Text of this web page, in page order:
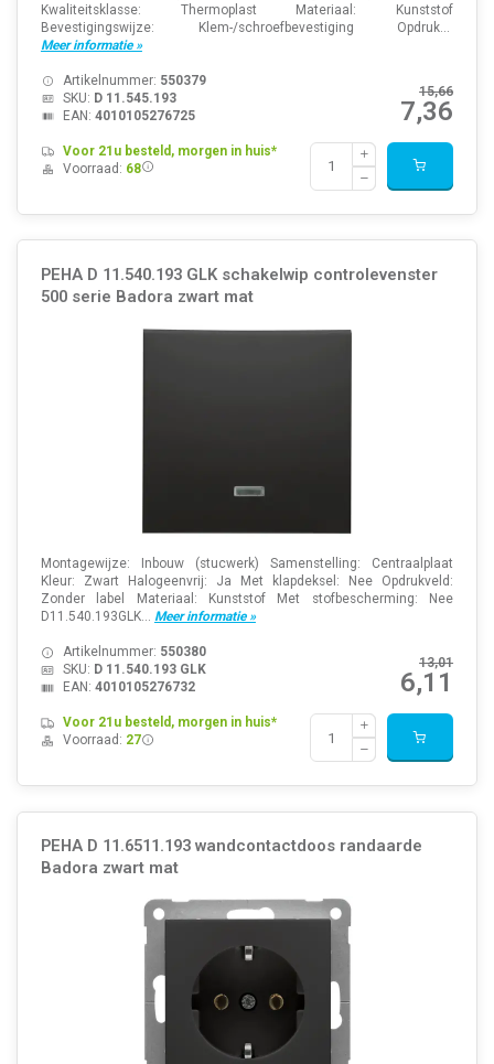
Kwaliteitsklasse: Thermoplast Materiaal: Kunststof
Bevestigingswijze: Klem-/schroefbevestiging Opdruk...
Meer informatie »
15,66
7,36
Artikelnummer: 550379
SKU: D 11.545.193
EAN: 4010105276725
Voor 21u besteld, morgen in huis*
Voorraad: 68
PEHA D 11.540.193 GLK schakelwip controlevenster
500 serie Badora zwart mat
Montagewijze: Inbouw (stucwerk) Samenstelling: Centraalplaat
Kleur: Zwart Halogeenvrij: Ja Met klapdeksel: Nee Opdrukveld:
Zonder label Materiaal: Kunststof Met stofbescherming: Nee
D11.540.193GLK... Meer informatie »
13,01
6,11
Artikelnummer: 550380
SKU: D 11.540.193 GLK
EAN: 4010105276732
Voor 21u besteld, morgen in huis*
Voorraad: 27
PEHA D 11.6511.193 wandcontactdoos randaarde
Badora zwart mat